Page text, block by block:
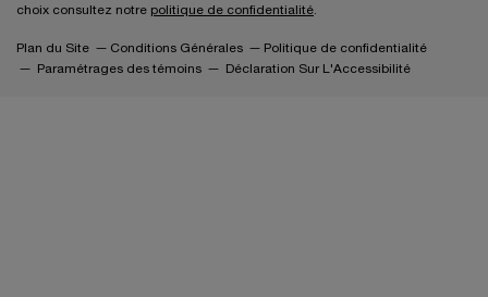
choix consultez notre politique de confidentialité
Plan du Site Conditions Générales
Politique de confidentialité
Paramétrages des témoins
Déclaration Sur L'Accessibilité